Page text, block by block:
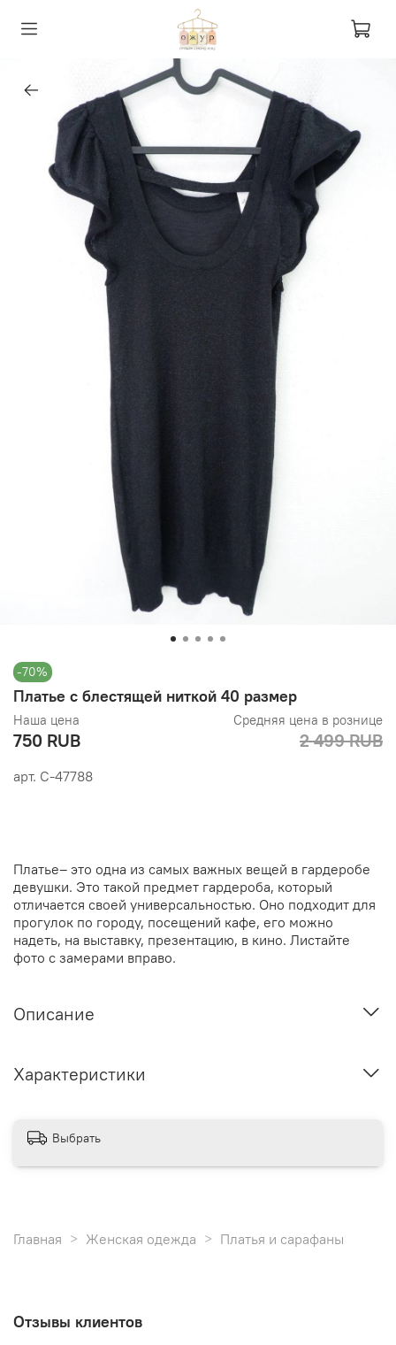
-70%
арт. С-47788
Платье с блестящей ниткой 40 размер
Наша цена
750 RUB
Средняя цена в рознице
2 499 RUB
Платье– это одна из самых важных вещей в гардеробе
девушки. Это такой предмет гардероба, который
отличается своей универсальностью. Оно подходит для
прогулок по городу, посещений кафе, его можно
надеть, на выставку, презентацию, в кино. Листайте
фото с замерами вправо.
Описание
Характеристики
Выбрать
Главная Женская одежда Платья и сарафаны
Отзывы клиентов